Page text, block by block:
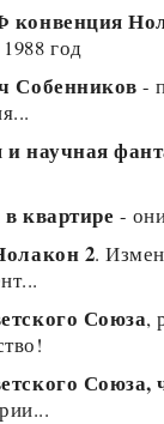
конвенция
год
Собенников -
научная
квартире -
2.
Союза,
Союза,